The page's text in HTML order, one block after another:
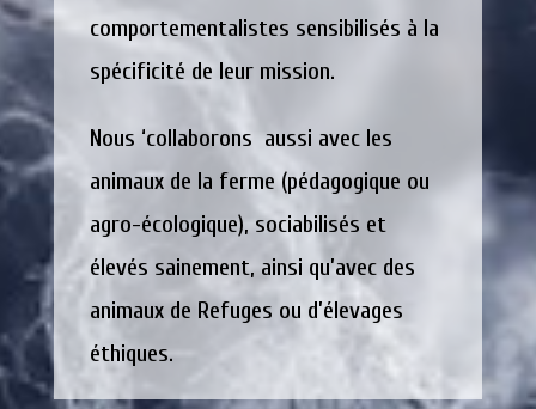
comportementalistes sensibilisés à la
spécificité de leur mission.
Nous ‘collaborons aussi avec les
animaux de la ferme (pédagogique ou
agro-écologique), sociabilisés et
élevés sainement, ainsi qu’avec des
animaux de Refuges ou d’élevages
éthiques.